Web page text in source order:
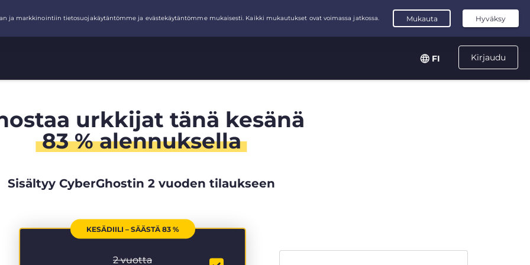
Kirjaudu
FI
urkkijat tänä kesänä
83 % alennuksella
Sisältyy CyberGhostin 2 vuoden tilaukseen
KESÄDIILI – SÄÄSTÄ 83 %
2 vuotta